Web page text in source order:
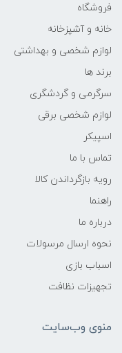
فروشگاه
خانه و آشپزخانه
لوازم شخصی و بهداشتی
برند ها
سرگرمی و گردشگری
لوازم شخصی برقی
اسپیکر
تماس با ما
رویه بازگرداندن کالا
راهنما
درباره ما
نحوه ارسال مرسولات
اسباب بازی
تجهیزات نظافت
منوی وب‌سایت